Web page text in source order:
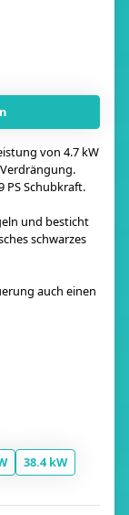
von 4.7 kW
PS Schubkraft.
und besticht
schwarzes
auch einen
38.4 kW